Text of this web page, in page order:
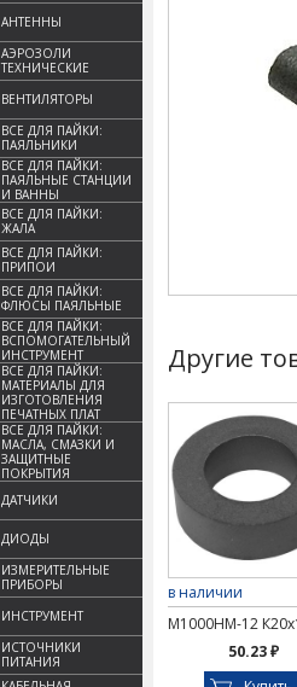
АНТЕННЫ
АЭРОЗОЛИ
ТЕХНИЧЕСКИЕ
ВЕНТИЛЯТОРЫ
ВСЕ ДЛЯ ПАЙКИ:
ПАЯЛЬНИКИ
ВСЕ ДЛЯ ПАЙКИ:
ПАЯЛЬНЫЕ СТАНЦИИ
И ВАННЫ
ВСЕ ДЛЯ ПАЙКИ:
ЖАЛА
ВСЕ ДЛЯ ПАЙКИ:
ПРИПОИ
ВСЕ ДЛЯ ПАЙКИ:
ФЛЮСЫ ПАЯЛЬНЫЕ
ВСЕ ДЛЯ ПАЙКИ:
ВСПОМОГАТЕЛЬНЫЙ
ИНСТРУМЕНТ
ВСЕ ДЛЯ ПАЙКИ:
МАТЕРИАЛЫ ДЛЯ
ИЗГОТОВЛЕНИЯ
ПЕЧАТНЫХ ПЛАТ
ВСЕ ДЛЯ ПАЙКИ:
МАСЛА, СМАЗКИ И
ЗАЩИТНЫЕ
ПОКРЫТИЯ
ДАТЧИКИ
ДИОДЫ
ИЗМЕРИТЕЛЬНЫЕ
ПРИБОРЫ
ИНСТРУМЕНТ
ИСТОЧНИКИ
ПИТАНИЯ
Другие
в наличии
М1000НМ-12
50.23 ₽